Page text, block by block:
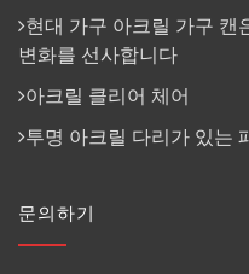
현대 가구 아크릴 가구 캔
변화를 선사합니다
아크릴 클리어 체어
투명 아크릴 다리가 있는
문의하기